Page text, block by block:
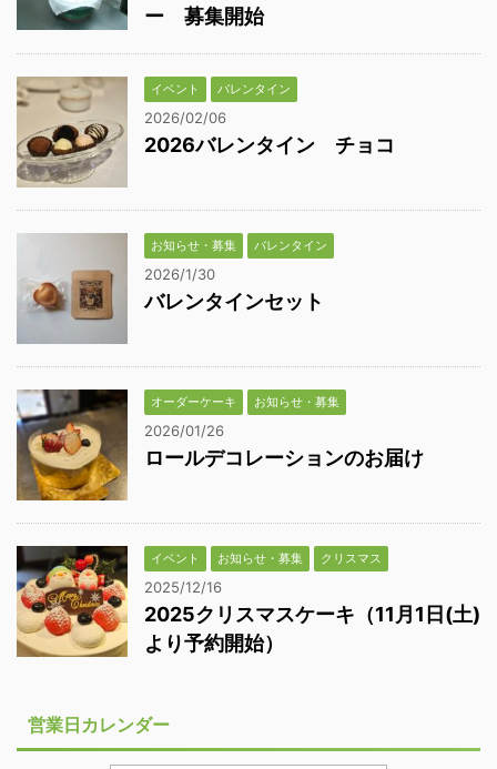
ー 募集開始
イベント バレンタイン
2026/02/06
2026バレンタイン チョコ
お知らせ・募集 バレンタイン
2026/1/30
バレンタインセット
オーダーケーキ お知らせ・募集
2026/01/26
ロールデコレーションのお届け
イベント お知らせ・募集 クリスマス
2025/12/16
2025クリスマスケーキ（11月1日(土)
より予約開始）
営業日カレンダー